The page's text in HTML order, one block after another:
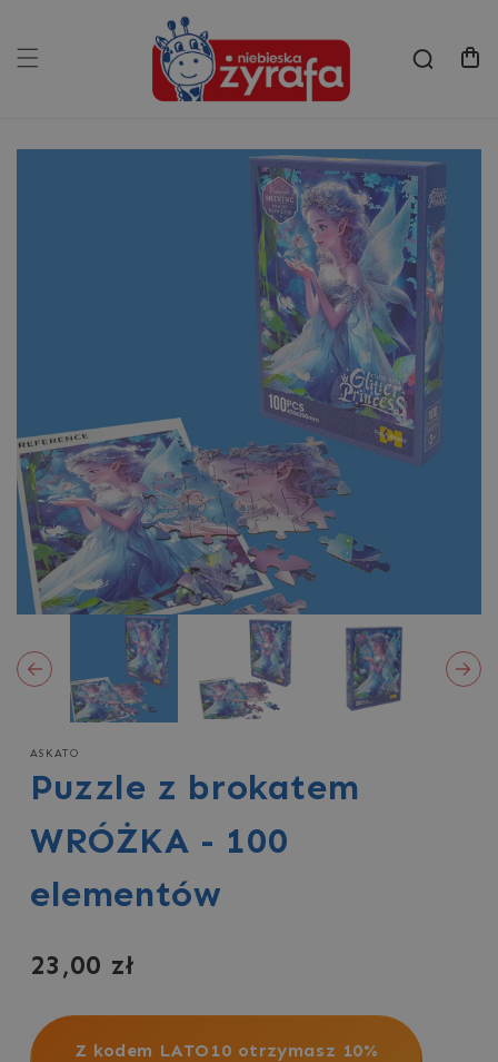
treści
Koszyk
ASKATO
Puzzle z brokatem
WRÓŻKA - 100
elementów
Cena
23,00 zł
Z kodem LATO10 otrzymasz 10%